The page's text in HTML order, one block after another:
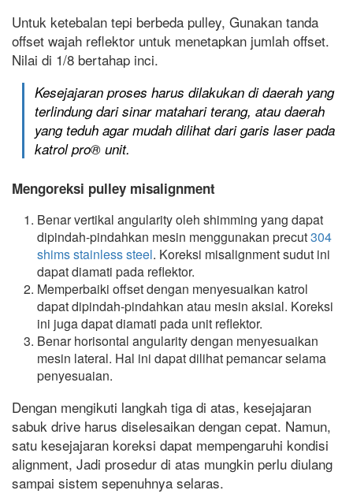
Untuk ketebalan tepi berbeda pulley, Gunakan tanda
offset wajah reflektor untuk menetapkan jumlah offset.
Nilai di 1/8 bertahap inci.
Kesejajaran proses harus dilakukan di daerah yang
terlindung dari sinar matahari terang, atau daerah
yang teduh agar mudah dilihat dari garis laser pada
katrol pro® unit.
Mengoreksi pulley misalignment
Benar vertikal angularity oleh shimming yang dapat
dipindah-pindahkan mesin menggunakan precut304
shims stainless steel. Koreksi misalignment sudut ini
dapat diamati pada reflektor.
Memperbaiki offset dengan menyesuaikan katrol
dapat dipindah-pindahkan atau mesin aksial. Koreksi
ini juga dapat diamati pada unit reflektor.
Benar horisontal angularity dengan menyesuaikan
mesin lateral. Hal ini dapat dilihat pemancar selama
penyesuaian.
Dengan mengikuti langkah tiga di atas, kesejajaran
sabuk drive harus diselesaikan dengan cepat. Namun,
satu kesejajaran koreksi dapat mempengaruhi kondisi
alignment, Jadi prosedur di atas mungkin perlu diulang
sampai sistem sepenuhnya selaras.